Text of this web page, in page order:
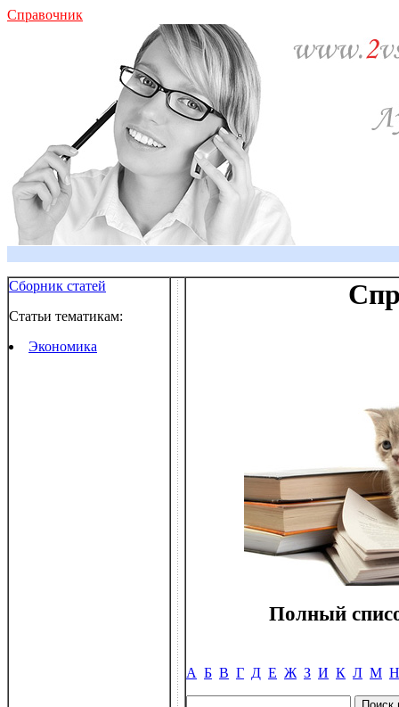
Справочник
Сборник статей
Статьи тематикам:
Экономика
Полный
А Б В Г Д Е Ж З И К Л М Н